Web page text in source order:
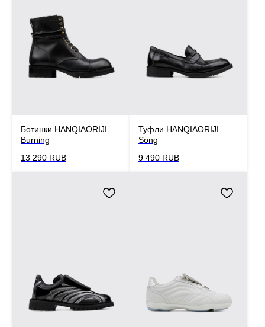
Ботинки HANQIAORIJI
Burning
13 290 RUB
Туфли HANQIAORIJI
Song
9 490 RUB